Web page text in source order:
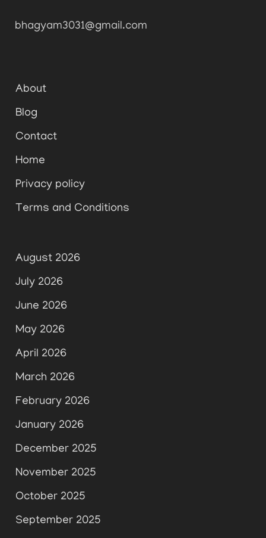
bhagyam3031@gmail.com
About
Blog
Contact
Home
Privacy policy
Terms and Conditions
August 2026
July 2026
June 2026
May 2026
April 2026
March 2026
February 2026
January 2026
December 2025
November 2025
October 2025
September 2025